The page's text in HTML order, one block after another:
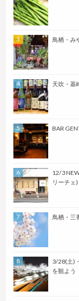
鳥栖・み
天吹・基
BAR
12/3
リーチェ)
鳥栖・三
3/28(土)
を観よう